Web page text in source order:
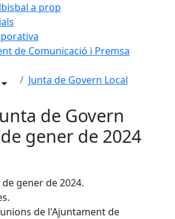
a prop
de Comunicació i Premsa
Junta de Govern Local
de Govern
gener de 2024
gener de 2024.
de l'Ajuntament de